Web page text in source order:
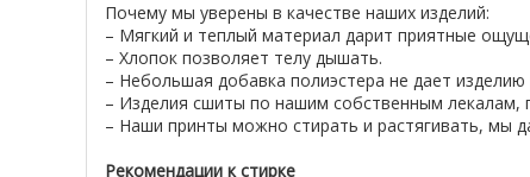
Почему мы уверены в качестве наших изделий:
– Мягкий и теплый материал дарит приятные
– Хлопок позволяет телу дышать.
– Небольшая добавка полиэстера не дает изделию
– Изделия сшиты по нашим собственным лекалам,
– Наши принты можно стирать и растягивать, мы
Рекомендации к стирке